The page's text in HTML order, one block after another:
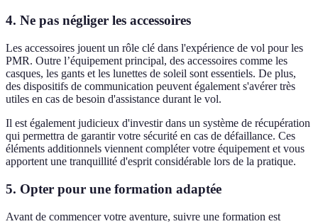
4. Ne pas négliger les accessoires
Les accessoires jouent un rôle clé dans l'expérience de vol pour les
PMR. Outre l’équipement principal, des accessoires comme les
casques, les gants et les lunettes de soleil sont essentiels. De plus,
des dispositifs de communication peuvent également s'avérer très
utiles en cas de besoin d'assistance durant le vol.
Il est également judicieux d'investir dans un système de récupération
qui permettra de garantir votre sécurité en cas de défaillance. Ces
éléments additionnels viennent compléter votre équipement et vous
apportent une tranquillité d'esprit considérable lors de la pratique.
5. Opter pour une formation adaptée
Avant de commencer votre aventure, suivre une formation est